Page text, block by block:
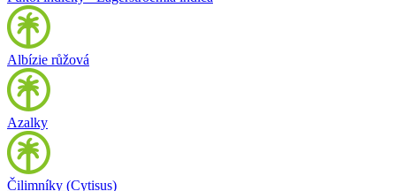
Albízie růžová
Azalky
Čilimníky (Cytisus)